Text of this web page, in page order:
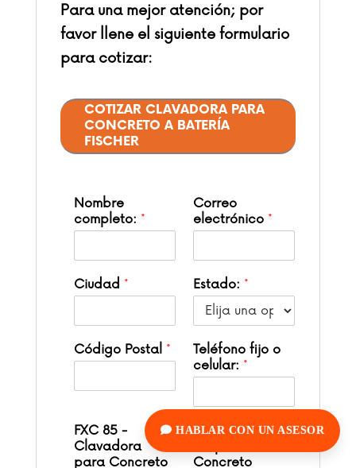
HABLAR CON UN ASESOR
Para una mejor atención; por
favor llene el siguiente formulario
para cotizar:
COTIZAR CLAVADORA PARA
CONCRETO A BATERÍA
FISCHER
Nombre
completo: *
Correo
electrónico *
Ciudad * Estado: *
Código Postal *
Teléfono fijo o
celular: *
FXC 85 -
Clavadora
para Concreto
Clavo DF-N 17
Concreto